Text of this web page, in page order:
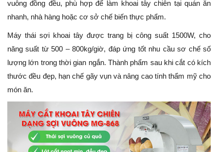
vuông đồng đều, phù hợp để làm khoai tây chiên tại quán ăn
nhanh, nhà hàng hoặc cơ sở chế biến thực phẩm.
Máy thái sợi khoai tây được trang bị công suất 1500W, cho
năng suất từ 500 – 800kg/giờ, đáp ứng tốt nhu cầu sơ chế số
lượng lớn trong thời gian ngắn. Thành phẩm sau khi cắt có kích
thước đều đẹp, hạn chế gãy vụn và nâng cao tính thẩm mỹ cho
món ăn.